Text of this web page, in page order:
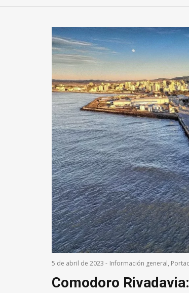
5 de abril de 2023 - Información general,
Comodoro